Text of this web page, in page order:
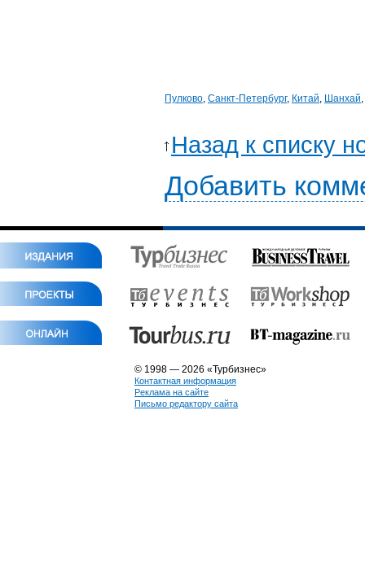
Пулково, Санкт-Петербург, Китай, Шанхай,
Назад к списку
Добавить
© 1998 — 2026 «Турбизнес»
Контактная информация
Реклама на сайте
Письмо редактору сайта